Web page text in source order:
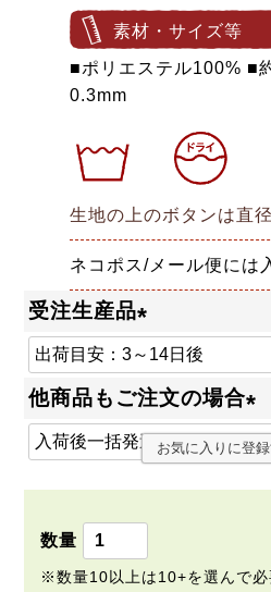
素材・サイズ等
■ポリエステル100% ■
0.3mm
生地の上のボタンは直
ネコポス/メール便には
受注生産品
(
必
)
他商品もご注文の場合
(
お気に入りに登